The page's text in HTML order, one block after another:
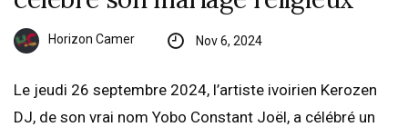
Horizon Camer Nov 6, 2024
Le jeudi 26 septembre 2024, l’artiste ivoirien Kerozen
DJ, de son vrai nom Yobo Constant Joël, a célébré un